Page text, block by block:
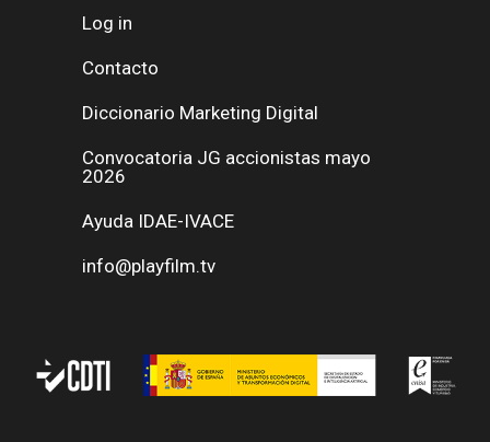
Log in
Contacto
Diccionario Marketing Digital
Convocatoria JG accionistas mayo
2026
Ayuda IDAE-IVACE
info@playfilm.tv